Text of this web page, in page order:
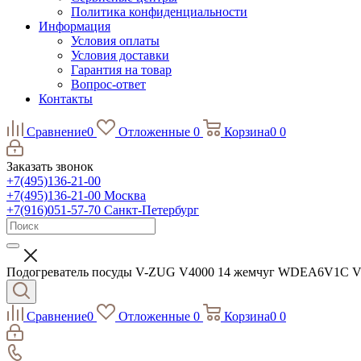
Политика конфиденциальности
Информация
Условия оплаты
Условия доставки
Гарантия на товар
Вопрос-ответ
Контакты
Сравнение0 Отложенные 0 Корзина0 0
Заказать звонок
+7(495)136-21-00‬
+7(495)136-21-00‬ Москва
+7(916)051-57-70 Санкт-Петербург
Подогреватель посуды V-ZUG V4000 14 жемчуг WDEA6V1C
Сравнение0 Отложенные 0 Корзина0 0